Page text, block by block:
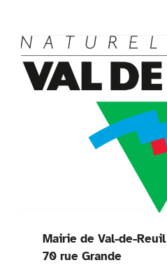
Mairie de Val-de-Reuil
70 rue Grande